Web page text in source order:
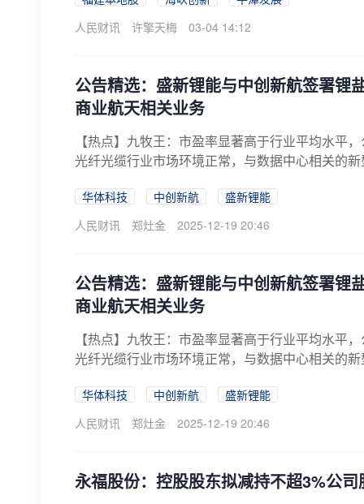
人民财讯
许擎天梅 03-04 14:12
公告精选：盛新锂能与中创新航签署锂
商业航天相关业务
【热点】九牧王：市盈率显著高于行业平均水平
光纤光缆行业市场环境正常，与数据中心相关的
华体科技 中创新航
盛新锂能
人民财讯
郑灶金 2025-12-19 20:46
公告精选：盛新锂能与中创新航签署锂
商业航天相关业务
【热点】九牧王：市盈率显著高于行业平均水平
光纤光缆行业市场环境正常，与数据中心相关的
华体科技 中创新航
盛新锂能
人民财讯
郑灶金 2025-12-19 20:46
永福股份：控股股东拟减持不超3%公司